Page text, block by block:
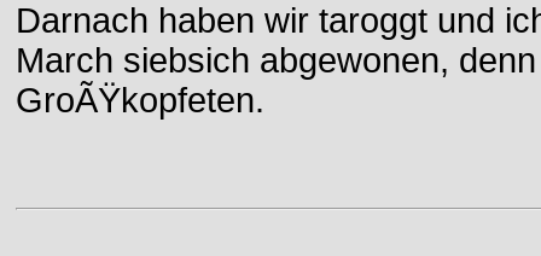
Darnach haben wir taroggt und
March siebsich abgewonen,
GroÃŸkopfeten.